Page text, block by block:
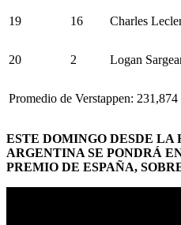
19 16 Charles
20 2 Logan
Promedio de Verstappen:
ESTE DOMINGO DESDE LA
ARGENTINA SE PONDRÁ
PREMIO DE ESPAÑA,